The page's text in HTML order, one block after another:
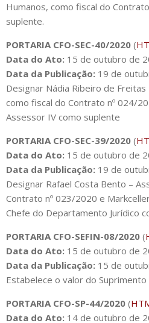
Humanos, como fiscal do
suplente.
PORTARIA CFO-SEC-40/2020 (
Data do Ato: 15 de outubro de
Data da Publicação: 19 de
Designar Nádia Ribeiro de
como fiscal do Contrato nº 024/
Assessor IV como suplente
PORTARIA CFO-SEC-39/2020 (
Data do Ato: 15 de outubro de
Data da Publicação: 19 de
Designar Rafael Costa Bento –
Contrato nº 023/2020 e
Chefe do Departamento Jurídico
PORTARIA CFO-SEFIN-08/2020 (
Data do Ato: 15 de outubro de
Data da Publicação: 15 de
Estabelece o valor do Suprimento
PORTARIA CFO-SP-44/2020 (
Data do Ato: 14 de outubro de